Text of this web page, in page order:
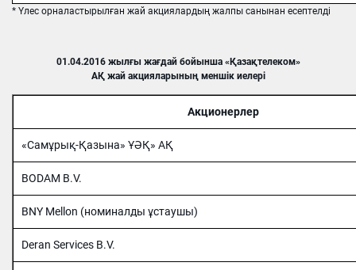
* Үлес орналастырылған жай акциялардың жалпы санынан есептелді
01.04.2016 жылғы жағдай бойынша «Қазақтелеком»
АҚ жай акцияларының меншік иелері
Акционерлер
«Самұрық-Қазына» ҰӘҚ» АҚ
BODAM B.V.
BNY Mellon (номиналды ұстаушы)
Deran Services B.V.